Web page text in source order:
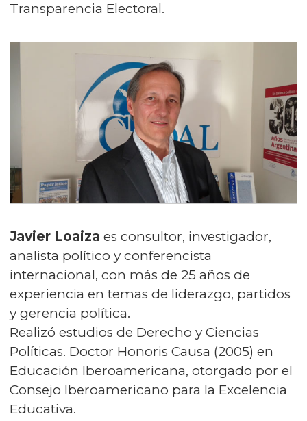
Transparencia Electoral.
Javier Loaiza es consultor, investigador,
analista político y conferencista
internacional, con más de 25 años de
experiencia en temas de liderazgo, partidos
y gerencia política.
Realizó estudios de Derecho y Ciencias
Políticas. Doctor Honoris Causa (2005) en
Educación Iberoamericana, otorgado por el
Consejo Iberoamericano para la Excelencia
Educativa.